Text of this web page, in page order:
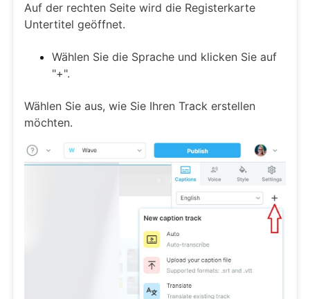
Auf der rechten Seite wird die Registerkarte
Untertitel geöffnet.
Wählen Sie die Sprache und klicken Sie auf
"+".
Wählen Sie aus, wie Sie Ihren Track erstellen
möchten.